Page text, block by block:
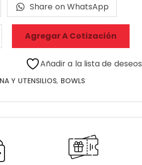
Agregar A Cotización
Share on WhatsApp
Añadir a la lista de deseos
Y UTENSILIOS, BOWLS